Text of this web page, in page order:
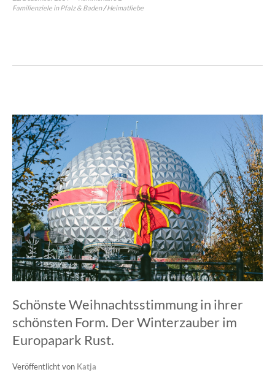
Familienziele in Pfalz & Baden/Heimatliebe
Schönste Weihnachtsstimmung in ihrer
schönsten Form. Der Winterzauber im
Europapark Rust.
Veröffentlicht von Katja